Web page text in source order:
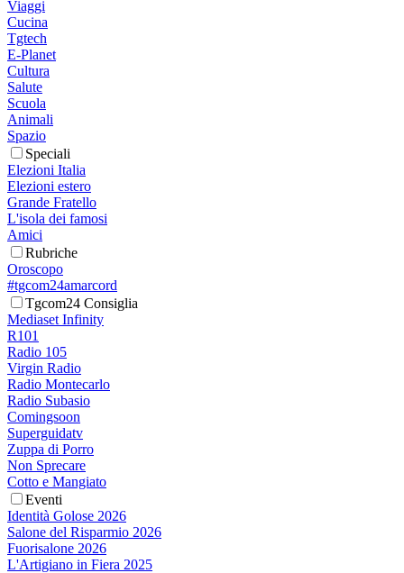
Viaggi
Cucina
Tgtech
E-Planet
Cultura
Salute
Scuola
Animali
Spazio
Speciali
Elezioni Italia
Elezioni estero
Grande Fratello
L'isola dei famosi
Amici
Rubriche
Oroscopo
#tgcom24amarcord
Tgcom24 Consiglia
Mediaset Infinity
R101
Radio 105
Virgin Radio
Radio Montecarlo
Radio Subasio
Comingsoon
Superguidatv
Zuppa di Porro
Non Sprecare
Cotto e Mangiato
Eventi
Identità Golose 2026
Salone del Risparmio 2026
Fuorisalone 2026
L'Artigiano in Fiera 2025